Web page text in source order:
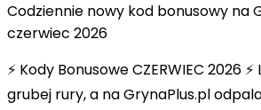
Codziennie nowy kod bonusowy na
czerwiec 2026
⚡ Kody Bonusowe CZERWIEC 2026
grubej rury, a na GrynaPlus.pl